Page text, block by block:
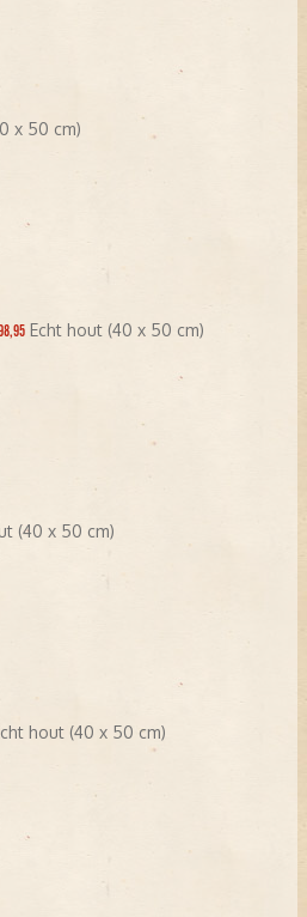
x 50 cm)
Echt hout (40 x 50 cm)
(40 x 50 cm)
hout (40 x 50 cm)